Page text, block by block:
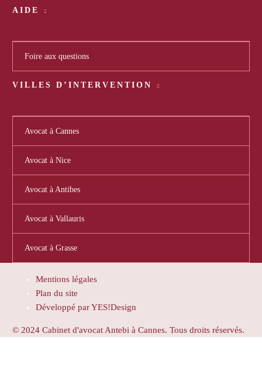
AIDE
Foire aux questions
VILLES D’INTERVENTION
Avocat à Cannes
Avocat à Nice
Avocat à Antibes
Avocat à Vallauris
Avocat à Grasse
Mentions légales
Plan du site
Développé par YES!Design
© 2024 Cabinet d'avocat Antebi à Cannes. Tous droits réservés.